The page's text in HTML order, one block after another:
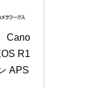
Cano
R1
APS